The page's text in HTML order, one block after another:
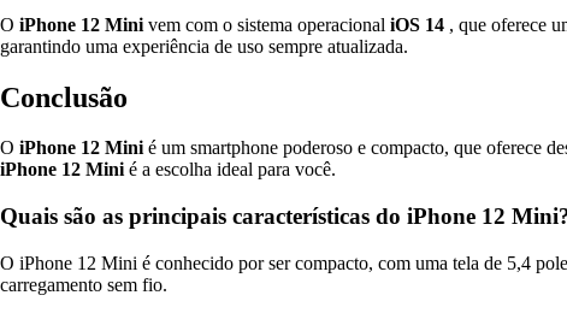
O iPhone 12 Mini vem com o sistema operacional iOS 14 , que oferece
garantindo uma experiência de uso sempre atualizada.
Conclusão
O iPhone 12 Minié um smartphone poderoso e compacto, que oferece
iPhone 12 Minié a escolha ideal para você.
Quais são as principais características do iPhone 12
O iPhone 12 Mini é conhecido por ser compacto, com uma tela de 5,4
carregamento sem fio.